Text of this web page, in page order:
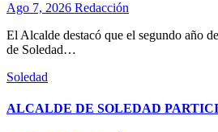
Ago 7, 2026 Redacción
El Alcalde destacó que el segundo año
de Soledad…
Soledad
ALCALDE DE SOLEDAD